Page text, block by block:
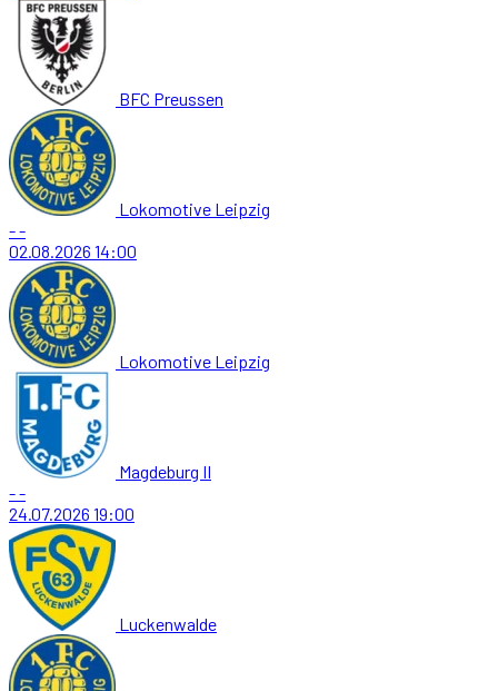
BFC Preussen
Lokomotive Leipzig
--
02.08.2026 14:00
Lokomotive Leipzig
Magdeburg II
--
24.07.2026 19:00
Luckenwalde